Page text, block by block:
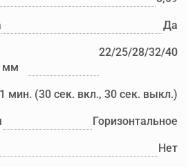
Да
мм
22/25/28/32/40
мин. (30 сек. вкл., 30 сек. выкл.)
Горизонтальное
Нет